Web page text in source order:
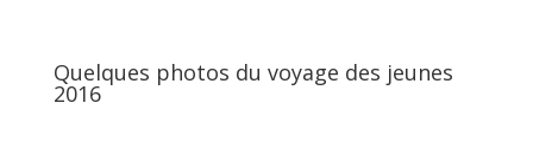
Quelques photos du voyage des jeunes
2016